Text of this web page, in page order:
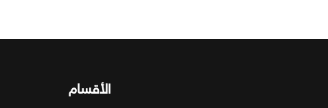
الأقسام